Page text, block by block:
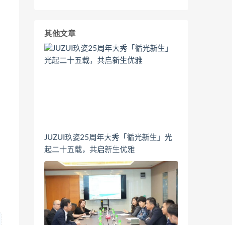
其他文章
JUZUI玖姿25周年大秀「循光新生」光
起二十五载，共启新生优雅